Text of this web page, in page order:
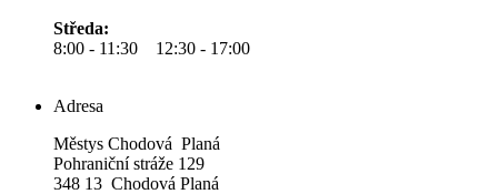
Středa:
8:00 - 11:30 12:30 - 17:00
Adresa
Městys Chodová Planá
Pohraniční stráže 129
348 13 Chodová Planá